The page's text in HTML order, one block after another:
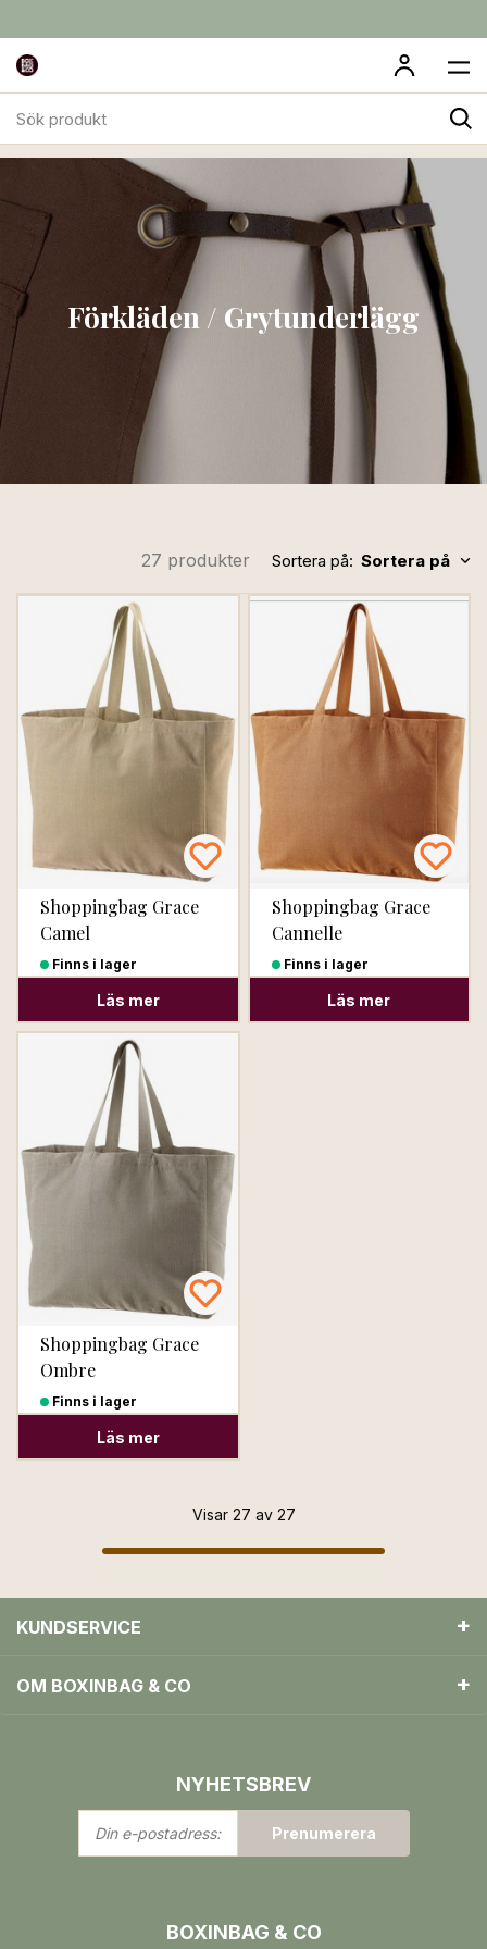
produktTill Köket
Förkläden / Grytunderlägg
27 produkter Sortera på: Sortera på
Shoppingbag Grace
Camel
Finns i lager
Läs mer
Shoppingbag Grace
Cannelle
Finns i lager
Läs mer
Shoppingbag Grace
Ombre
Finns i lager
Läs mer
Visar 27 av 27
KUNDSERVICE
OM BOXINBAG & CO
NYHETSBREV
Din
e-
Prenumerera
BOXINBAG & CO